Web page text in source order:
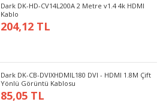
Dark DK-HD-CV14L200A 2 Metre v1.4 4k HDMI
Kablo
204,12 TL
Dark DK-CB-DVIXHDMIL180 DVI - HDMI 1.8M Çift
Yönlü Görüntü Kablosu
85,05 TL